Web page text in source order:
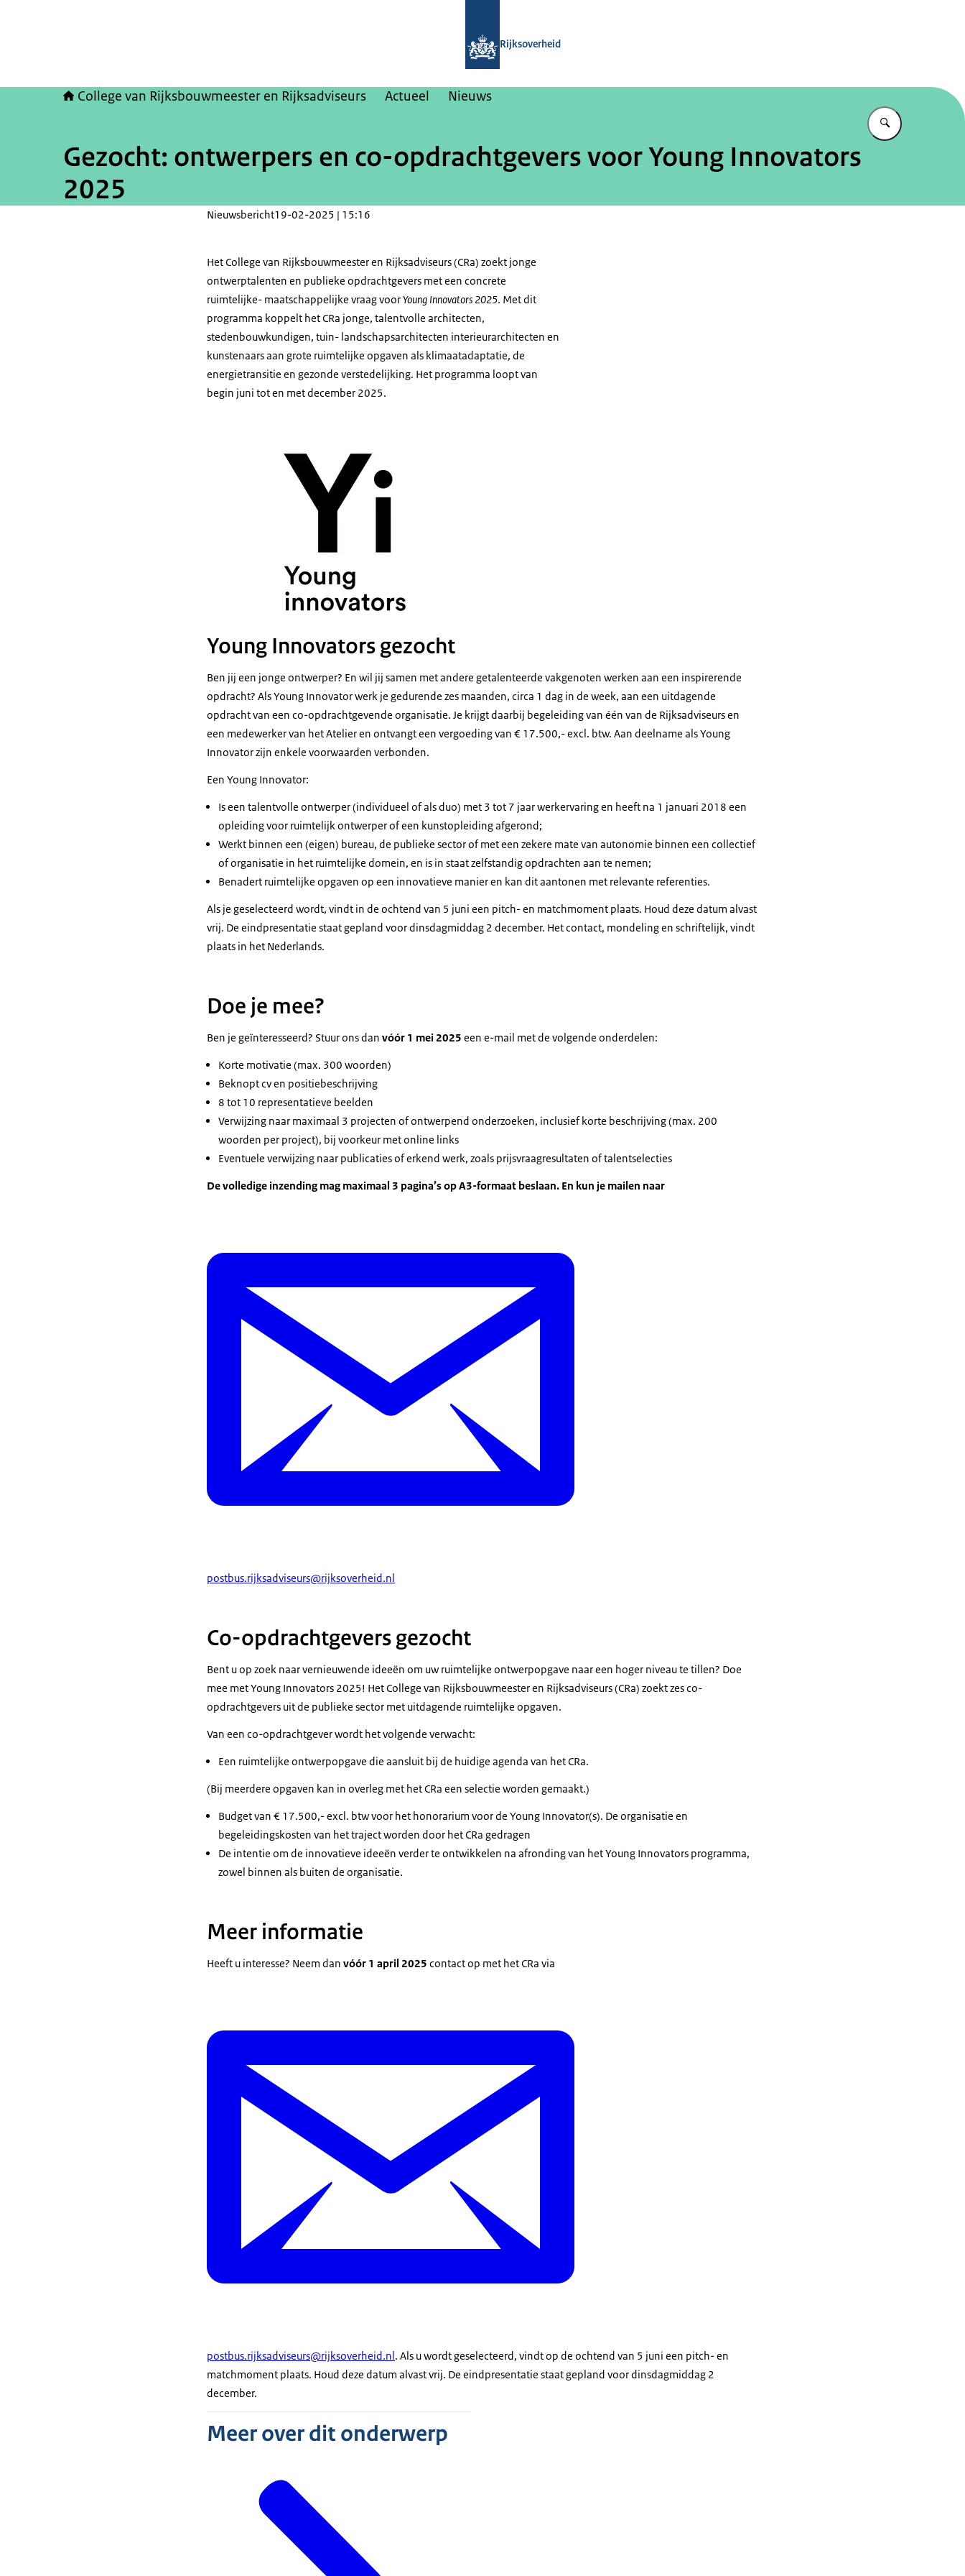
Rijksoverheid
College van Rijksbouwmeester en Rijksadviseurs Actueel Nieuws
Vul in wat u
Gezocht: ontwerpers en co-opdrachtgevers voor Young Innovators
2025
Nieuwsbericht19-02-2025 | 15:16
Het College van Rijksbouwmeester en Rijksadviseurs (CRa) zoekt jonge
ontwerptalenten en publieke opdrachtgevers met een concrete
ruimtelijke- maatschappelijke vraag voorYoung Innovators 2025. Met dit
programma koppelt het CRa jonge, talentvolle architecten,
stedenbouwkundigen, tuin- landschapsarchitecten interieurarchitecten en
kunstenaars aan grote ruimtelijke opgaven als klimaatadaptatie, de
energietransitie en gezonde verstedelijking. Het programma loopt van
begin juni tot en met december 2025.
Young Innovators gezocht
Ben jij een jonge ontwerper? En wil jij samen met andere getalenteerde vakgenoten werken aan een inspirerende
opdracht? Als Young Innovator werk je gedurende zes maanden, circa 1 dag in de week, aan een uitdagende
opdracht van een co-opdrachtgevende organisatie. Je krijgt daarbij begeleiding van één van de Rijksadviseurs en
een medewerker van het Atelier en ontvangt een vergoeding van € 17.500,- excl. btw. Aan deelname als Young
Innovator zijn enkele voorwaarden verbonden.
Een Young Innovator:
Is een talentvolle ontwerper (individueel of als duo) met 3 tot 7 jaar werkervaring en heeft na 1 januari 2018 een
opleiding voor ruimtelijk ontwerper of een kunstopleiding afgerond;
Werkt binnen een (eigen) bureau, de publieke sector of met een zekere mate van autonomie binnen een collectief
of organisatie in het ruimtelijke domein, en is in staat zelfstandig opdrachten aan te nemen;
Benadert ruimtelijke opgaven op een innovatieve manier en kan dit aantonen met relevante referenties.
Als je geselecteerd wordt, vindt in de ochtend van 5 juni een pitch- en matchmoment plaats. Houd deze datum alvast
vrij. De eindpresentatie staat gepland voor dinsdagmiddag 2 december. Het contact, mondeling en schriftelijk, vindt
plaats in het Nederlands.
Doe je mee?
Ben je geïnteresseerd? Stuur ons dan vóór 1 mei 2025 een e-mail met de volgende onderdelen:
Korte motivatie (max. 300 woorden)
Beknopt cv en positiebeschrijving
8 tot 10 representatieve beelden
Verwijzing naar maximaal 3 projecten of ontwerpend onderzoeken, inclusief korte beschrijving (max. 200
woorden per project), bij voorkeur met online links
Eventuele verwijzing naar publicaties of erkend werk, zoals prijsvraagresultaten of talentselecties
De volledige inzending mag maximaal 3 pagina’s op A3-formaat beslaan. En kun je mailen naar
postbus.rijksadviseurs@rijksoverheid.nl
Co-opdrachtgevers gezocht
Bent u op zoek naar vernieuwende ideeën om uw ruimtelijke ontwerpopgave naar een hoger niveau te tillen? Doe
mee met Young Innovators 2025! Het College van Rijksbouwmeester en Rijksadviseurs (CRa) zoekt zes co-
opdrachtgevers uit de publieke sector met uitdagende ruimtelijke opgaven.
Van een co-opdrachtgever wordt het volgende verwacht:
Een ruimtelijke ontwerpopgave die aansluit bij de huidige agenda van het CRa.
(Bij meerdere opgaven kan in overleg met het CRa een selectie worden gemaakt.)
Budget van € 17.500,- excl. btw voor het honorarium voor de Young Innovator(s). De organisatie en
begeleidingskosten van het traject worden door het CRa gedragen
De intentie om de innovatieve ideeën verder te ontwikkelen na afronding van het Young Innovators programma,
zowel binnen als buiten de organisatie.
Meer informatie
Heeft u interesse? Neem dan vóór 1 april 2025 contact op met het CRa via
postbus.rijksadviseurs@rijksoverheid.nl. Als u wordt geselecteerd, vindt op de ochtend van 5 juni een pitch- en
matchmoment plaats. Houd deze datum alvast vrij. De eindpresentatie staat gepland voor dinsdagmiddag 2
december.
Meer over dit onderwerp